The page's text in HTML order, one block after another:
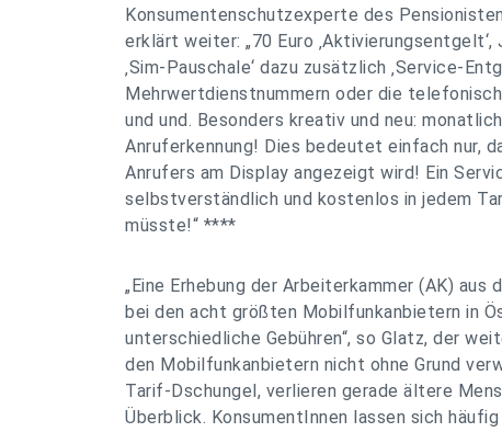
Konsumentenschutzexperte des
erklärt weiter: „70 Euro ‚Aktivierungsentgelt‘,
‚Sim-Pauschale‘ dazu zusätzlich ‚Service-
Mehrwertdienstnummern oder die
und und. Besonders kreativ und neu:
Anruferkennung! Dies bedeutet einfach nur,
Anrufers am Display angezeigt wird! Ein
selbstverständlich und kostenlos in jedem
müsste!“ ****
„Eine Erhebung der Arbeiterkammer (AK) aus
bei den acht größten Mobilfunkanbietern in
unterschiedliche Gebühren“, so Glatz, der
den Mobilfunkanbietern nicht ohne Grund
Tarif-Dschungel, verlieren gerade ältere
Überblick. KonsumentInnen lassen sich